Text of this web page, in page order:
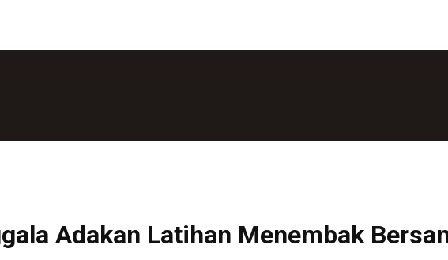
Adakan Latihan Menembak